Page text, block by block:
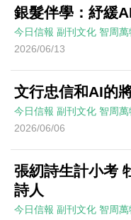
銀髮伴學：紓緩
今日信報 副刊文化 智周萬
2026/06/13
文行忠信和AI的
今日信報 副刊文化 智周萬
2026/06/06
張紉詩生計小考
詩人
今日信報 副刊文化 智周萬